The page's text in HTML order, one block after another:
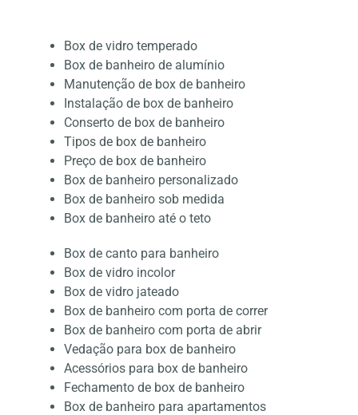
Box de vidro temperado
Box de banheiro de alumínio
Manutenção de box de banheiro
Instalação de box de banheiro
Conserto de box de banheiro
Tipos de box de banheiro
Preço de box de banheiro
Box de banheiro personalizado
Box de banheiro sob medida
Box de banheiro até o teto
Box de canto para banheiro
Box de vidro incolor
Box de vidro jateado
Box de banheiro com porta de correr
Box de banheiro com porta de abrir
Vedação para box de banheiro
Acessórios para box de banheiro
Fechamento de box de banheiro
Box de banheiro para apartamentos